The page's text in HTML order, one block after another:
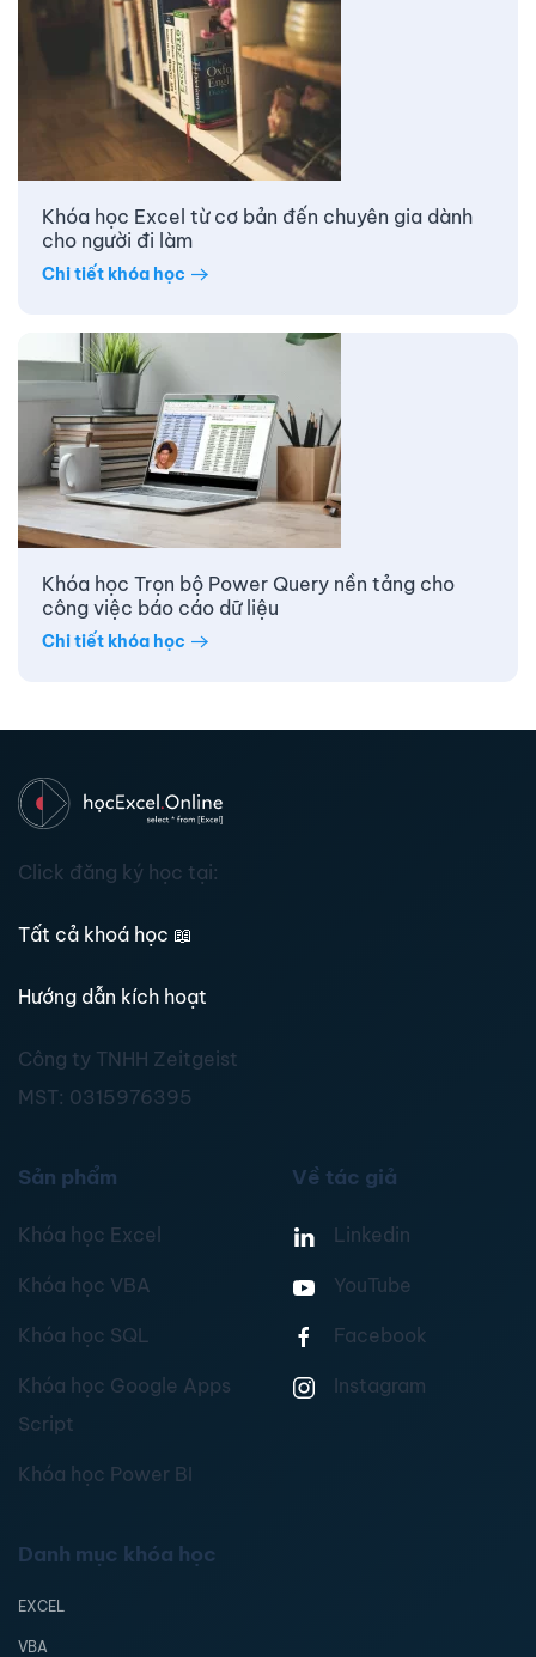
Khóa học Excel từ cơ bản đến chuyên gia dành
cho người đi làm
Chi tiết khóa học
Khóa học Trọn bộ Power Query nền tảng cho
công việc báo cáo dữ liệu
Chi tiết khóa học
Click đăng ký học tại:
Tất cả khoá học 📖
Hướng dẫn kích hoạt
Công ty TNHH Zeitgeist
MST: 0315976395
Sản phẩm
Khóa học Excel
Khóa học VBA
Khóa học SQL
Khóa học Google Apps
Script
Khóa học Power BI
Về tác giả
Linkedin
YouTube
Facebook
Instagram
Danh mục khóa học
EXCEL
VBA